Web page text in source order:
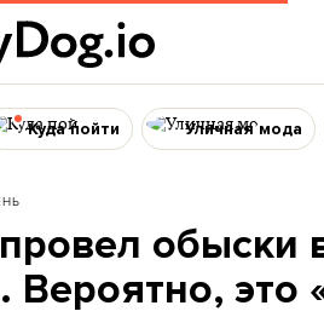
Куда пойти Уличная мода
обыски
Вероятно,